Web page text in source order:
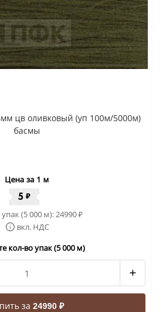
цв оливковый (уп 100м/5000м)
басмы
Цена за 1 м
5 ₽
(5 000 м):24990₽
вкл. НДС
кол-во упак (5 000 м)
+
за 24990 ₽